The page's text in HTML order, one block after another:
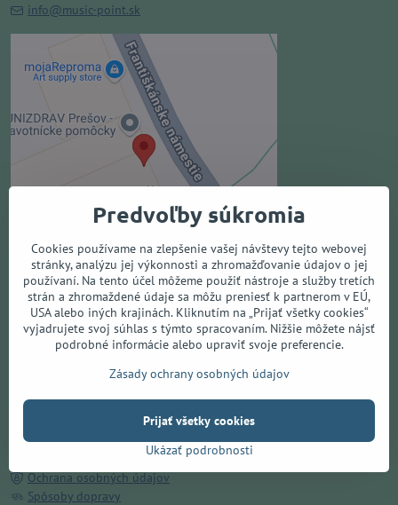
info@music-point.sk
Externý obsah je blokovaný
Voľbami súkromia
Prajete si načítať externý obsah?
Povoliť tentokrát
Povoliť a zapamätať - súhlas s
Otvoriť obsah v novom okne
Všetko o nákupe
Doručenie ZADARMO v Prešove
Kamenná predajňa
Obchodné podmienky
Ochrana osobných údajov
Spôsoby dopravy
Predvoľby súkromia
Cookies používame na zlepšenie vašej návštevy tejto webovej
stránky, analýzu jej výkonnosti a zhromažďovanie údajov o jej
používaní. Na tento účel môžeme použiť nástroje a služby tretích
strán a zhromaždené údaje sa môžu preniesť k partnerom v EÚ,
USA alebo iných krajinách. Kliknutím na „Prijať všetky cookies“
vyjadrujete svoj súhlas s týmto spracovaním. Nižšie môžete nájsť
podrobné informácie alebo upraviť svoje preferencie.
Zásady ochrany osobných údajov
Ukázať podrobnosti
Prijať všetky cookies